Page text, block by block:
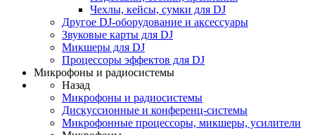
Чехлы, кейсы, сумки для DJ
Другое DJ-оборудование и аксессуары
Звуковые карты для DJ
Микшеры для DJ
Процессоры эффектов для DJ
Микрофоны и радиосистемы
Назад
Микрофоны и радиосистемы
Дискуссионные и конференц-системы
Микрофонные процессоры, микшеры, усилители